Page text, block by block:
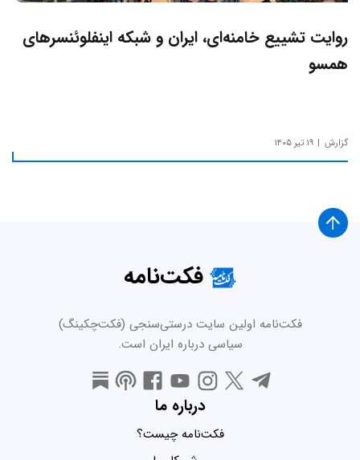
روایت تشییع خامنه‌ای، ایران و شبکه اینفلوئنسرهای
همسو
گزارش ۱۹ تیر ۱۴۰۵
فکت‌نامه
فکت‌نامه اولین سایت درستی‌سنجی (فکت‌چکینگ)
سیاسی درباره ایران است.
درباره ما
فکت‌نامه چیست؟